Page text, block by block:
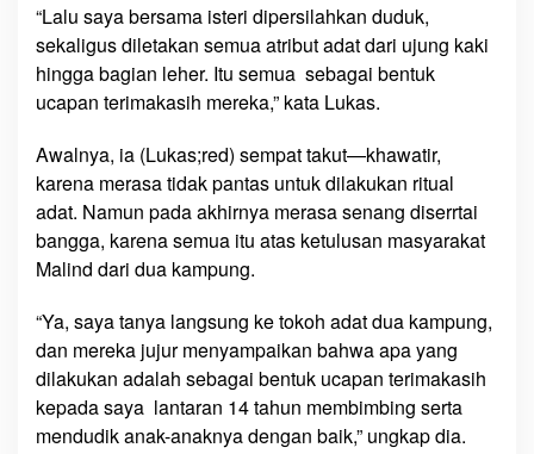
“Lalu saya bersama isteri dipersilahkan duduk,
sekaligus diletakan semua atribut adat dari ujung kaki
hingga bagian leher. Itu semua sebagai bentuk
ucapan terimakasih mereka,” kata Lukas.
Awalnya, ia (Lukas;red) sempat takut—khawatir,
karena merasa tidak pantas untuk dilakukan ritual
adat. Namun pada akhirnya merasa senang diserrtai
bangga, karena semua itu atas ketulusan masyarakat
Malind dari dua kampung.
“Ya, saya tanya langsung ke tokoh adat dua kampung,
dan mereka jujur menyampaikan bahwa apa yang
dilakukan adalah sebagai bentuk ucapan terimakasih
kepada saya lantaran 14 tahun membimbing serta
mendudik anak-anaknya dengan baik,” ungkap dia.